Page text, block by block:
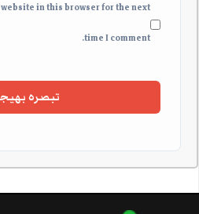
in this browser for the next
time I comment.